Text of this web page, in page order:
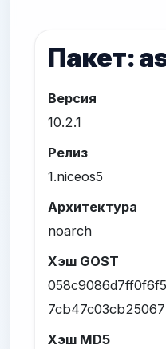
Пакет:
Версия
10.2.1
Релиз
1.niceos5
Архитектура
noarch
Хэш GOST
Хэш MD5